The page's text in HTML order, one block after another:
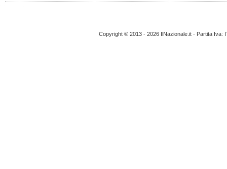
Copyright © 2013 - 2026 IlNazionale.it - Partita Iva: